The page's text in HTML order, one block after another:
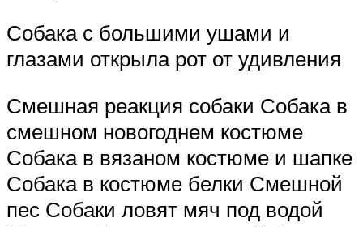
Собака с большими ушами и
глазами открыла рот от удивления
Смешная реакция собаки Собака в
смешном новогоднем костюме
Собака в вязаном костюме и шапке
Собака в костюме белки Смешной
пес Собаки ловят мяч под водой